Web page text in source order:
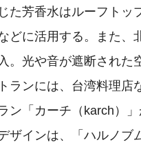
た芳香水はルーフトッ
どに活用する。また、
。光や音が遮断され
ランには、台湾料理店
ン「カーチ（karch）」
インは、「ハルノブ